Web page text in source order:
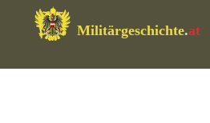
Militärgeschichte.at